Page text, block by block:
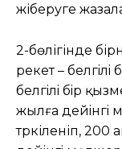
жіберуге
2-бөлігінде
әрекет –
белгiлi бiр
жылға дейiнгi
тәркіленіп,